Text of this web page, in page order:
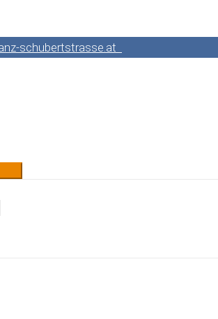
schubertstrasse.at